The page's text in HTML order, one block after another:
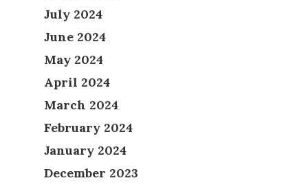
July 2024
June 2024
May 2024
April 2024
March 2024
February 2024
January 2024
December 2023